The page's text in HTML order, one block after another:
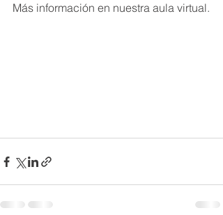
Más información en nuestra aula virtual.